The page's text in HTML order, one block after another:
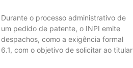
Durante o processo administrativo de
um pedido de patente, o INPI emite
despachos, como a exigência formal
6.1, com o objetivo de solicitar ao titular